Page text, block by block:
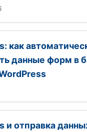
как
данные форм в
и отправка